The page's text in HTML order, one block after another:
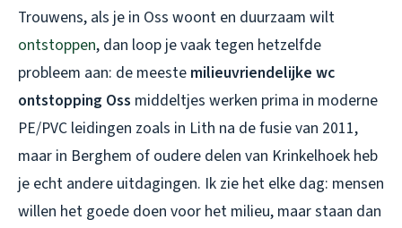
Trouwens, als je in Oss woont en duurzaam wilt
ontstoppen, dan loop je vaak tegen hetzelfde
probleem aan: de meeste milieuvriendelijke wc
ontstopping Oss middeltjes werken prima in moderne
PE/PVC leidingen zoals in Lith na de fusie van 2011,
maar in Berghem of oudere delen van Krinkelhoek heb
je echt andere uitdagingen. Ik zie het elke dag: mensen
willen het goede doen voor het milieu, maar staan dan